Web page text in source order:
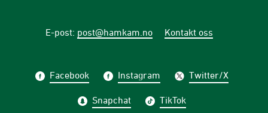
E-post: post@hamkam.no Kontakt oss
Facebook Instagram Twitter/X
Snapchat TikTok